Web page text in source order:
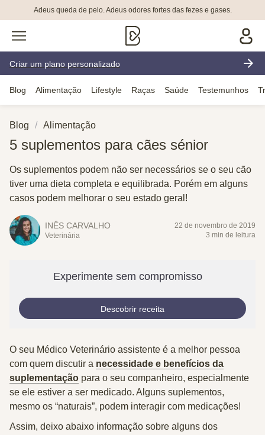
Adeus queda de pelo. Adeus odores fortes das fezes e gases.
Criar um plano personalizado
Blog Alimentação Lifestyle Raças Saúde Testemunhos
Blog Alimentação
5 suplementos para cães sénior
Os suplementos podem não ser necessários se o seu cão
tiver uma dieta completa e equilibrada. Porém em alguns
casos podem melhorar o seu estado geral!
INÊS CARVALHO
Veterinária
22 de novembro de 2019
3 min de leitura
Experimente sem compromisso
Descobrir receita
O seu Médico Veterinário assistente é a melhor pessoa
com quem discutir a necessidade e benefícios da
suplementação para o seu companheiro, especialmente
se ele estiver a ser medicado. Alguns suplementos,
mesmo os “naturais”, podem interagir com medicações!
Assim, deixo abaixo informação sobre alguns dos